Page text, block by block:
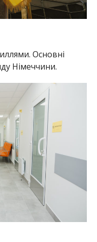
Основні
Німеччини.
благоустрій
охоронної